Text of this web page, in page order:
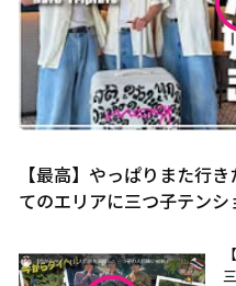
【最高】やっぱりまた行
てのエリアに三つ子テンシ